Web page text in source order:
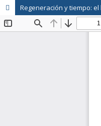
Regeneración y tiempo: